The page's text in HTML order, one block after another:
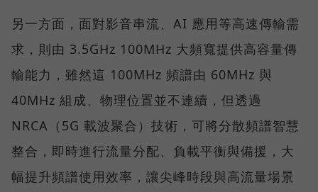
另一方面，面對影音串流、AI 應用等高速傳輸需
求，則由 3.5GHz 100MHz 大頻寬提供高容量傳
輸能力，雖然這 100MHz 頻譜由 60MHz 與
40MHz 組成、物理位置並不連續，但透過
NRCA（5G 載波聚合）技術，可將分散頻譜智慧
整合，即時進行流量分配、負載平衡與備援，大
幅提升頻譜使用效率，讓尖峰時段與高流量場景